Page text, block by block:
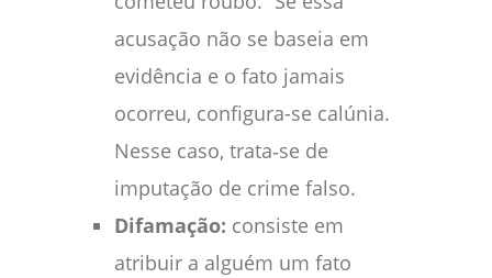
acusação não se baseia em
evidência e o fato jamais
ocorreu, configura-se calúnia.
Nesse caso, trata‑se de
imputação de crime falso.
Difamação: consiste em
atribuir a alguém um fato